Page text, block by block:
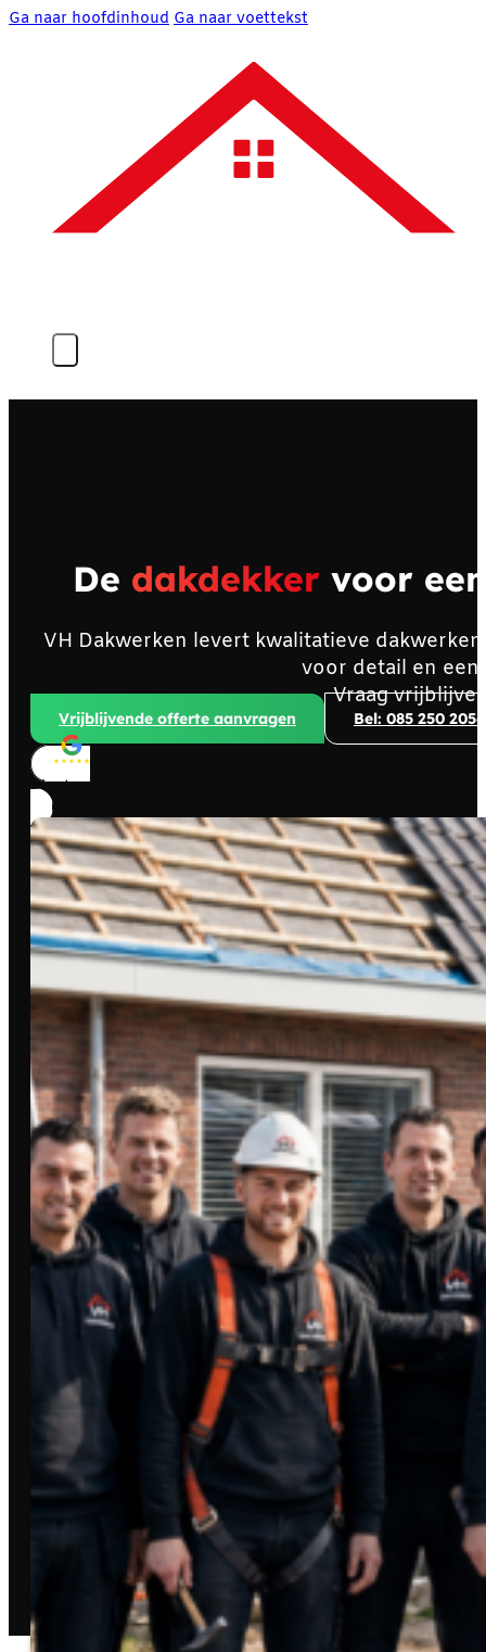
Ga naar hoofdinhoud Ga naar voettekst
De dakdekker voor
VH Dakwerken levert kwalitatieve
voor detail en
Vraag
Vrijblijvende offerte aanvragen Bel: 085 250 2056
Klanten beoordelen ons met